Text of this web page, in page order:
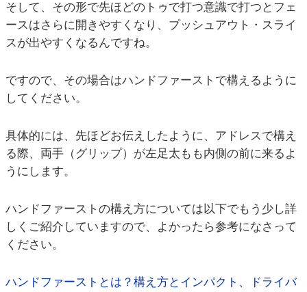
そして、その形で先ほどのトゥで打つ意識で打つとフェ
ースはさらに開きやすくなり、プッシュアウト・スライ
スが出やすくなるんですね。
ですので、その場合はハンドファーストで構えるように
してください。
具体的には、先ほどお伝えしたように、アドレスで構え
る際、両手（グリップ）が左足太もも内側の前に来るよ
うにします。
ハンドファーストの構え方については以下でもう少し詳
しくご紹介していますので、よかったら参考になさって
ください。
ハンドファーストとは？構え方とインパクト、ドライバ